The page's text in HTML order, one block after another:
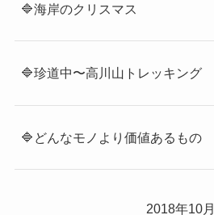
🔷海岸のクリスマス
🔷珍道中〜高川山トレッキング
🔷どんなモノより価値あるもの
2018年10月